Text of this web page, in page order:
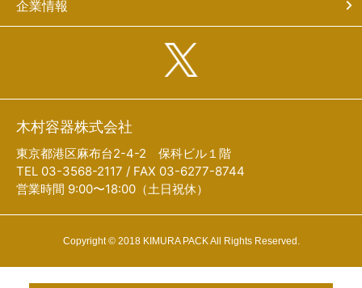
企業情報
木村容器株式会社
東京都港区麻布台2-4-2 保科ビル１階
TEL 03-3568-2117 / FAX 03-6277-8744
営業時間 9:00〜18:00（土日祝休）
Copyright © 2018 KIMURA PACK All Rights Reserved.